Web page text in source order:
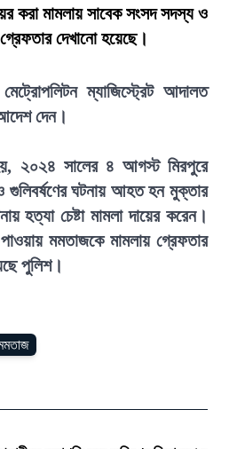
করা মামলায় সাবেক সংসদ সদস্য ও
দেখানো হয়েছে।
ম্যাজিস্ট্রেট আদালত
দেন।
২০২৪ সালের ৪ আগস্ট মিরপুরে
গুলিবর্ষণের ঘটনায় আহত হন মুক্তার
হত্যা চেষ্টা মামলা দায়ের করেন।
মমতাজকে মামলায় গ্রেফতার
পুলিশ।